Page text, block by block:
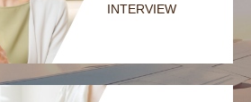
INTERVIEW